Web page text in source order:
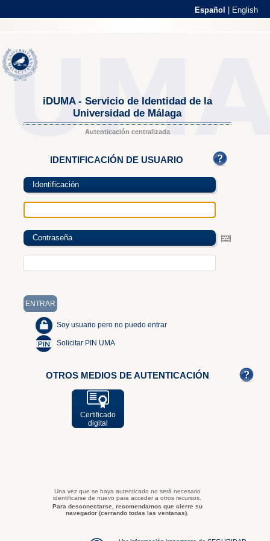
Español English
iDUMA - Servicio de Identidad de la
Universidad de Málaga
Autenticación centralizada
IDENTIFICACIÓN DE USUARIO
Identificación
Contraseña
Soy usuario pero no puedo entrar
Solicitar PIN UMA
OTROS MEDIOS DE AUTENTICACIÓN
Certificado
digital
Una vez que se haya autenticado no será necesario
identificarse de nuevo para acceder a otros recursos.
Para desconectarse, recomendamos que cierre su
navegador (cerrando todas las ventanas).